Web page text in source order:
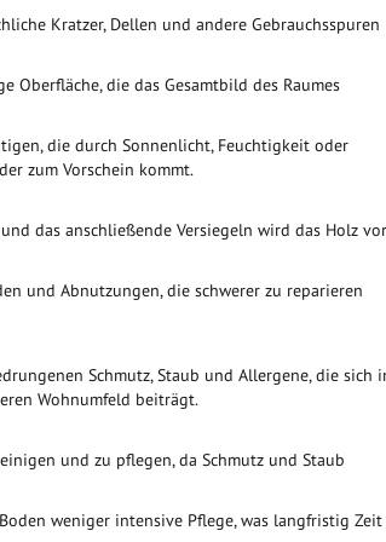
Kratzer, Dellen und andere Gebrauchsspuren
Oberfläche, die das Gesamtbild des Raumes
die durch Sonnenlicht, Feuchtigkeit oder
zum Vorschein kommt.
das anschließende Versiegeln wird das Holz vor
und Abnutzungen, die schwerer zu reparieren
Schmutz, Staub und Allergene, die sich
Wohnumfeld beiträgt.
und zu pflegen, da Schmutz und Staub
weniger intensive Pflege, was langfristig Zeit